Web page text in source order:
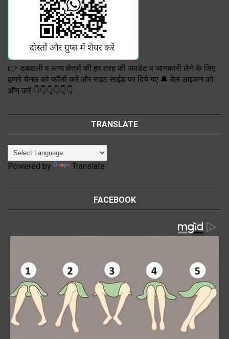
👉 डबवाली व अन्य क्षेत्रों की हर तरह की अपडेट व जानकारी लेने के लिए
हमारे चैनल को फॉलो करें और राइट साईड पर दिये गए 🔔 बेल आइकन को
ऑन करें 👇👇👇👇👇👇
TRANSLATE
Powered by Translate
FACEBOOK